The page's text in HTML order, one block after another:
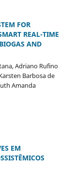
FOR
REAL-TIME
AND
Adriano Rufino
Barbosa de
Amanda
EM